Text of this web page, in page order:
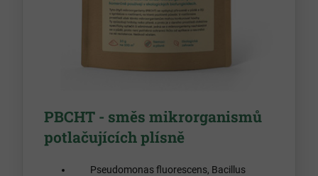
PBCHT - směs mikrorganismů
potlačujících plísně
Pseudomonas fluorescens, Bacillus